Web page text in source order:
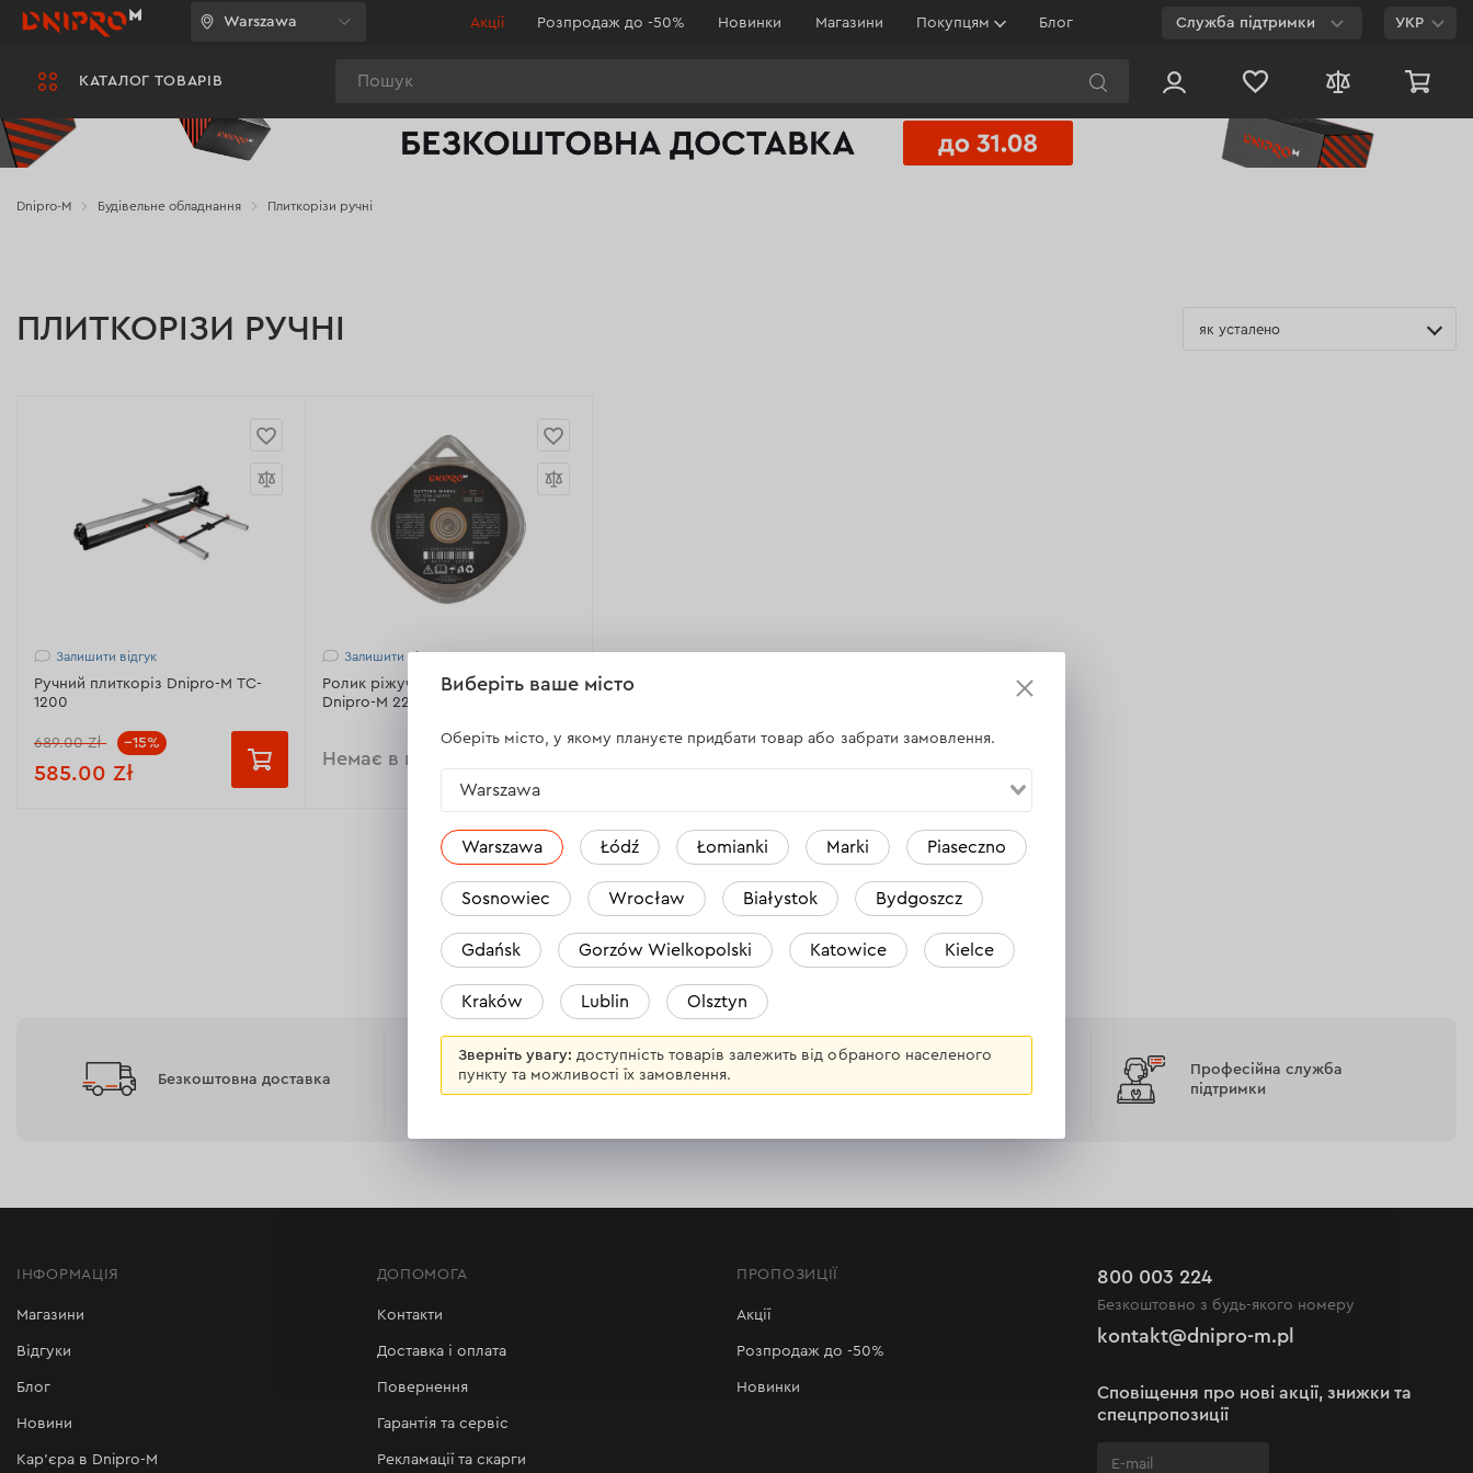
КАТАЛОГ ТОВАРІВ
Warszawa Акції Розпродаж до -50% Новинки Магазини Покупцям Блог Служба підтримки
Чат на сайті
УКР
Dnipro-M Будівельне обладнання Плиткорізи ручні
ПЛИТКОРІЗИ РУЧНІ як усталено
Залишити відгук
Ручний плиткоріз Dnipro-M TC-
1200
585.00 Zł
689.00 Zł --15%
Залишити відгук
Ролик ріжучий для плиткоріза
Dnipro-M 22х6 мм
Немає в наявності
Ручний плиткоріз
Dnipro-M TC-1200
Діаметр ріжучого ролика: 22х6
Безкоштовна доставка 30 днів на повернення товару
Професійна служба
підтримки
ІНФОРМАЦІЯ
Магазини
Відгуки
Блог
Новини
Кар'єра в Dnipro-M
ДОПОМОГА
Контакти
Доставка і оплата
Повернення
Гарантія та сервіс
Рекламації та скарги
ПРОПОЗИЦІЇ
Акції
Розпродаж до -50%
Новинки
800 003 224
Безкоштовно з будь-якого номеру
kontakt@dnipro-m.pl
Сповіщення про нові акції, знижки та
спецпропозиції
Виберіть ваше місто
Оберіть місто, у якому плануєте придбати товар або забрати замовлення.
Warszawa
Warszawa Łódź Łomianki Marki Piaseczno
Sosnowiec Wrocław Białystok Bydgoszcz
Gdańsk Gorzów Wielkopolski Katowice Kielce
Kraków Lublin Olsztyn
Зверніть увагу: доступність товарів залежить від обраного населеного
пункту та можливості їх замовлення.